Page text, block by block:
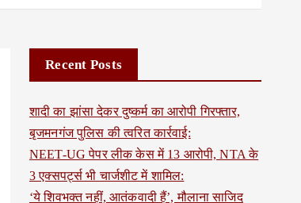
Recent Posts
शादी का झांसा देकर दुष्कर्म का आरोपी गिरफ्तार,
बृजमनगंज पुलिस की त्वरित कार्रवाई:
NEET-UG पेपर लीक केस में 13 आरोपी, NTA के
3 एक्सपर्ट्स भी चार्जशीट में शामिल:
‘ये शिवभक्त नहीं, आतंकवादी हैं’, मौलाना साजिद